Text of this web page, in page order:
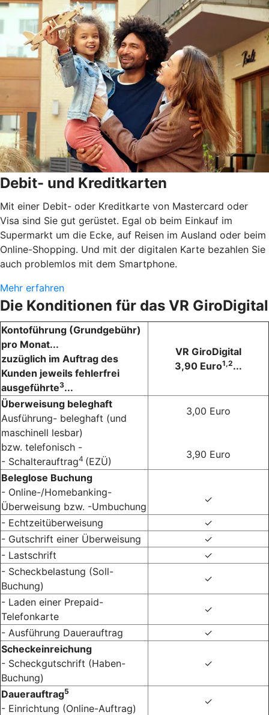
Debit- und Kreditkarten
Mit einer Debit- oder Kreditkarte von Mastercard oder
Visa sind Sie gut gerüstet. Egal ob beim Einkauf im
Supermarkt um die Ecke, auf Reisen im Ausland oder beim
Online-Shopping. Und mit der digitalen Karte bezahlen Sie
auch problemlos mit dem Smartphone.
Mehr erfahren
Die Konditionen für das VR GiroDigital
Kontoführung (Grundgebühr)
pro Monat...
zuzüglich im Auftrag des
Kunden jeweils fehlerfrei
ausgeführte3...
VR GiroDigital
3,90 Euro1,2...
Überweisung beleghaft
Ausführung- beleghaft (und
maschinell lesbar)
bzw. telefonisch -
- Schalterauftrag4 (EZÜ)
3,00 Euro
3,90 Euro
Beleglose Buchung
- Online-/Homebanking-
Überweisung bzw. -Umbuchung
✓
- Echtzeitüberweisung
✓
- Gutschrift einer Überweisung
✓
- Lastschrift
✓
- Scheckbelastung (Soll-
Buchung)
✓
- Laden einer Prepaid-
Telefonkarte
✓
- Ausführung Dauerauftrag
✓
Scheckeinreichung
- Scheckgutschrift (Haben-
Buchung)
✓
Dauerauftrag5
- Einrichtung (Online-Auftrag)
✓